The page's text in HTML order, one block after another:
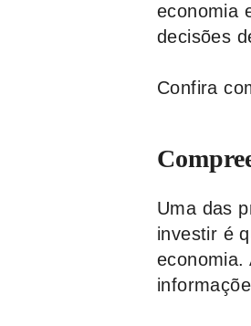
economia
decisões
Confira
Uma das
investir é
economia.